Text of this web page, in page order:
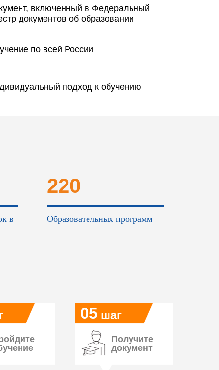
включенный в Федеральный
документов об образовании
по всей России
подход к обучению
в
220
Образовательных программ
05 шаг
Получите
документ